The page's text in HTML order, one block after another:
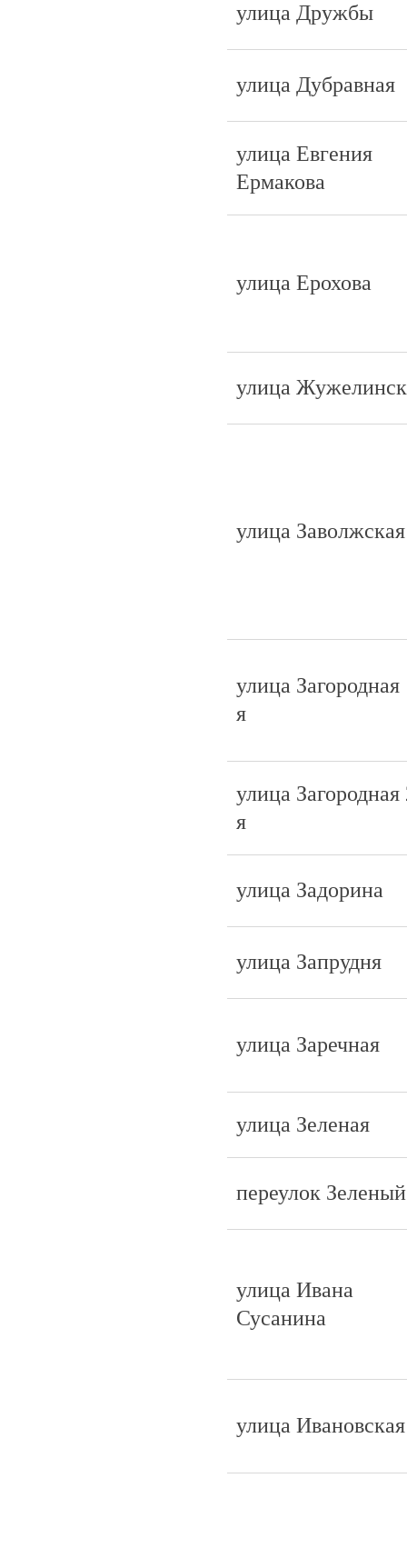
улица Дружбы
улица Дубравная
улица Евгения
Ермакова
улица Ерохова
улица
улица Заволжская
улица Загородная
я
улица Загородная
я
улица Задорина
улица Запрудня
улица Заречная
улица Зеленая
переулок Зеленый
улица Ивана
Сусанина
улица Ивановская